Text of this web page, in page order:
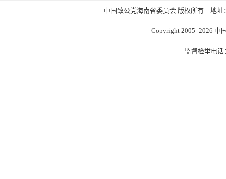
中国致公党海南省委员会 版权所有 地址
Copyright 2005- 2026 中
监督检举电话